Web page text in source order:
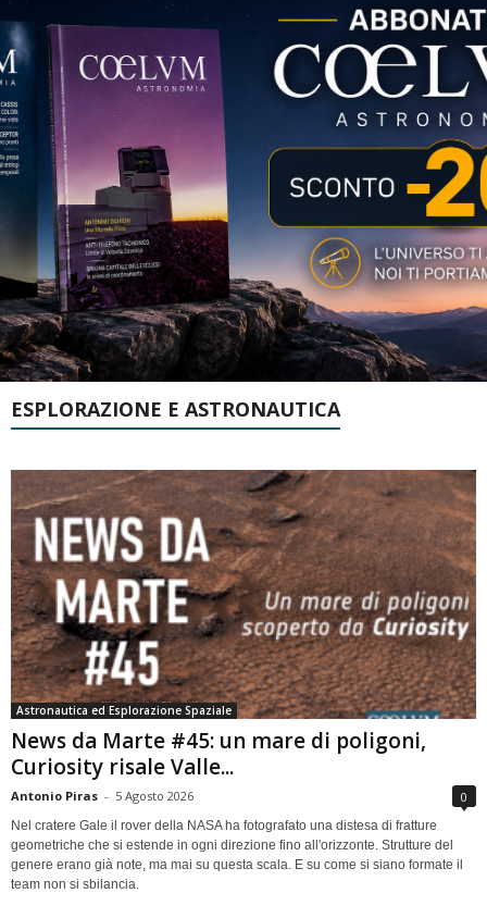
ESPLORAZIONE E ASTRONAUTICA
Astronautica ed Esplorazione Spaziale
News da Marte #45: un mare di poligoni,
Curiosity risale Valle...
Antonio Piras - 5 Agosto 2026 0
Nel cratere Gale il rover della NASA ha fotografato una distesa di fratture
geometriche che si estende in ogni direzione fino all'orizzonte. Strutture del
genere erano già note, ma mai su questa scala. E su come si siano formate il
team non si sbilancia.